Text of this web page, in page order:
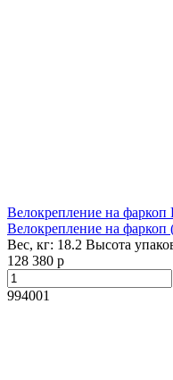
Велокрепление на фаркоп
Велокрепление на
Вес, кг: 18.2 Высота
128 380 р
994001